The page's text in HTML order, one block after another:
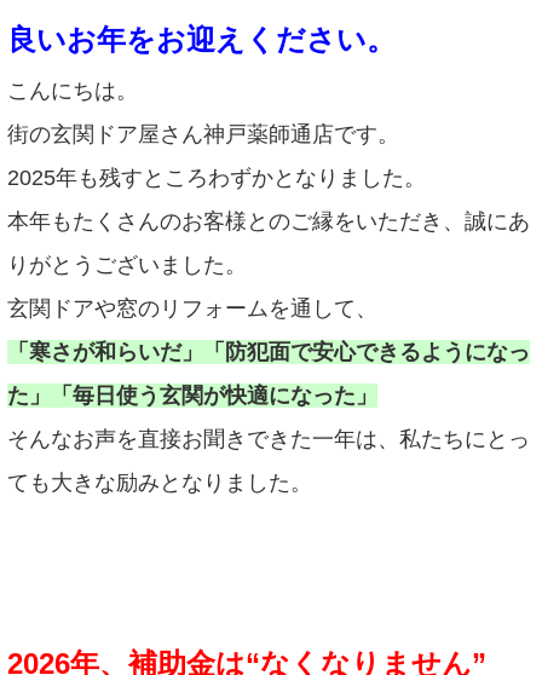
良いお年をお迎えください。
こんにちは。
街の玄関ドア屋さん神戸薬師通店です。
2025年も残すところわずかとなりました。
本年もたくさんのお客様とのご縁をいただき、誠にあ
りがとうございました。
玄関ドアや窓のリフォームを通して、
「寒さが和らいだ」「防犯面で安心できるようになっ
た」「毎日使う玄関が快適になった」
そんなお声を直接お聞きできた一年は、私たちにとっ
ても大きな励みとなりました。
2026年、補助金は“なくなりません”